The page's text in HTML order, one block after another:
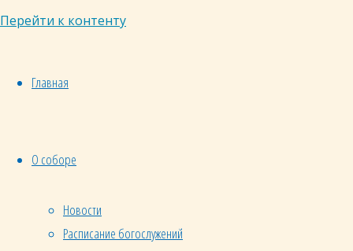
Перейти к контенту
Главная
О соборе
Новости
Расписание богослужений
читал
кого-
то, но